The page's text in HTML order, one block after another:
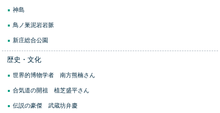
神島
鳥ノ巣泥岩岩脈
新庄総合公園
歴史・文化
世界的博物学者 南方熊楠さん
合気道の開祖 植芝盛平さん
伝説の豪傑 武蔵坊弁慶